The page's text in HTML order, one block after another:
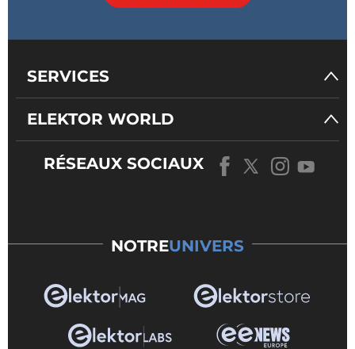
SERVICES
ELEKTOR WORLD
RÉSEAUX SOCIAUX
NOTREUNIVERS